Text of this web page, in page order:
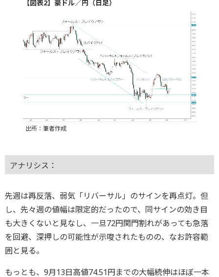
【図表2】豪ドル／円（日足）
出所：筆者作成
アナリシス：
先週は再反落、弱気「リバーサル」のサインを再点灯。但
し、先々週の値幅は限定的だったので、同サインの効き目
も大きくないと見なし、一旦72円関門割れがあっても急落
を回避、深押しの可能性が示唆されたものの、なお許容範
囲と見る。
もっとも、9月13日高値74.51円までの大幅続伸はほぼ一本